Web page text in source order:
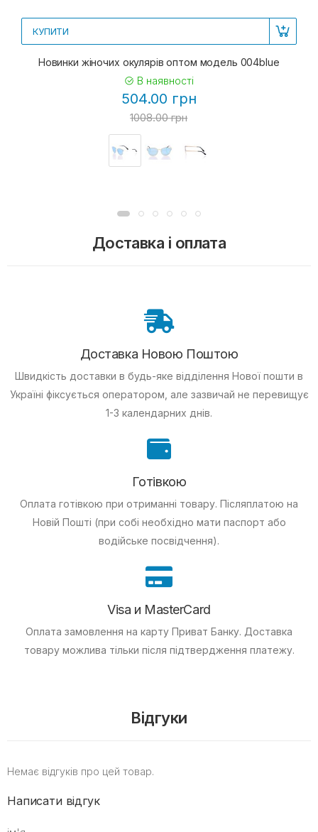
КУПИТИ
Новинки жіночих окулярів оптом модель 004blue
В наявності
504.00 грн
1008.00 грн
Доставка і оплата
Доставка Новою Поштою
Швидкість доставки в будь-яке відділення Нової пошти в
Україні фіксується оператором, але зазвичай не перевищує
1-3 календарних днів.
Готівкою
Оплата готівкою при отриманні товару. Післяплатою на
Новій Пошті (при собі необхідно мати паспорт або
водійське посвідчення).
Visa и MasterCard
Оплата замовлення на карту Приват Банку. Доставка
товару можлива тільки після підтвердження платежу.
Відгуки
Немає відгуків про цей товар.
Написати відгук